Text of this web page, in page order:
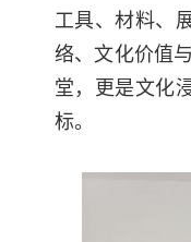
工具、材料、
络、文化价值
堂，更是文化
标。